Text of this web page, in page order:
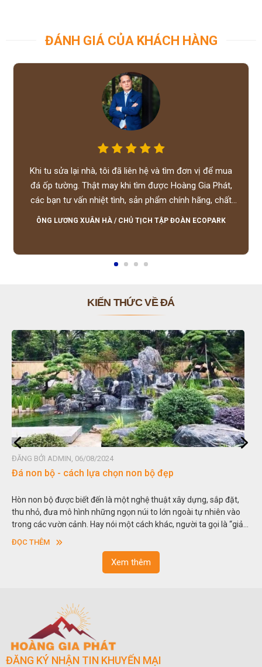
ĐÁNH GIÁ CỦA KHÁCH HÀNG
Khi tu sửa lại nhà, tôi đã liên hệ và tìm đơn vị để mua
đá ốp tường. Thật may khi tìm được Hoàng Gia Phát,
các bạn tư vấn nhiệt tình, sản phẩm chính hãng, chất
lượng tốt, giá hợp lý, hỗ trợ tận tình.
ÔNG LƯƠNG XUÂN HÀ / CHỦ TỊCH TẬP ĐOÀN ECOPARK
KIẾN THỨC VỀ ĐÁ
ĐĂNG BỞI ADMIN, 06/08/2024
Đá non bộ - cách lựa chọn non bộ đẹp
Hòn non bộ được biết đến là một nghệ thuật xây dựng, sắp đặt,
thu nhỏ, đưa mô hình những ngọn núi to lớn ngoài tự nhiên vào
trong các vườn cảnh. Hay nói một cách khác, người ta gọi là “giả
sơn”. Nghệ thuật hòn non bộ nhằm phục vụ cho mục đích thưởng
ngoạn và phong thủy trong cuộc sống.
ĐỌC THÊM
Xem thêm
ĐĂNG KÝ NHẬN TIN KHUYẾN MẠI